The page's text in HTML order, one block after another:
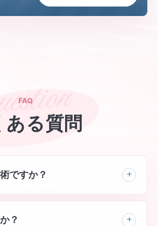
FAQ
ある質問
ですか？
？